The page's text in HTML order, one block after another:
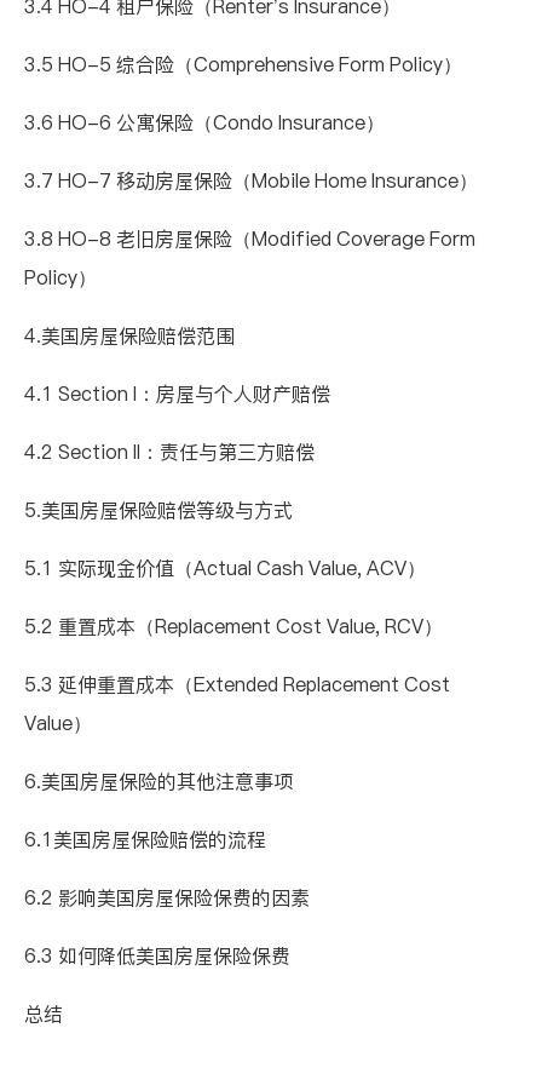
3.4 HO-4 租户保险（Renter’s Insurance）
3.5 HO-5 综合险（Comprehensive Form Policy）
3.6 HO-6 公寓保险（Condo Insurance）
3.7 HO-7 移动房屋保险（Mobile Home Insurance）
3.8 HO-8 老旧房屋保险（Modified Coverage Form
Policy）
4.美国房屋保险赔偿范围
4.1 Section I ：房屋与个人财产赔偿
4.2 Section II ：责任与第三方赔偿
5.美国房屋保险赔偿等级与方式
5.1 实际现金价值（Actual Cash Value, ACV）
5.2 重置成本（Replacement Cost Value, RCV）
5.3 延伸重置成本（Extended Replacement Cost
Value）
6.美国房屋保险的其他注意事项
6.1 美国房屋保险赔偿的流程
6.2 影响美国房屋保险保费的因素
6.3 如何降低美国房屋保险保费
总结